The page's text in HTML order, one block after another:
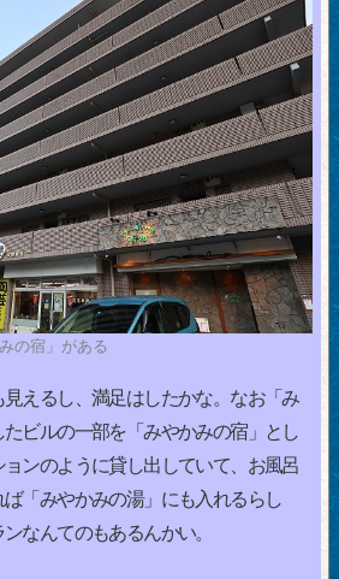
の宿」がある
えるし、満足はしたかな。なお「み
ビルの一部を「みやかみの宿」とし
ンのように貸し出していて、お風呂
「みやかみの湯」にも入れるらし
なんてのもあるんかい。